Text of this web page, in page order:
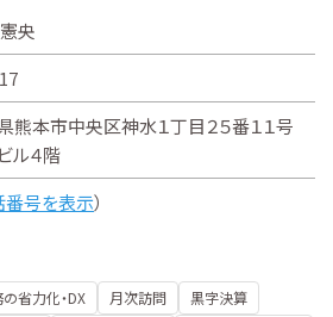
央
熊本市中央区神水１丁目２５番１１号
ル４階
番号を表示）
省力化・DX 月次訪問
黒字決算